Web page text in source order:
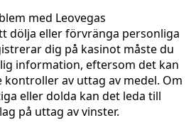
med Leovegas
dölja eller förvränga personliga
dig på kasinot måste du
information, eftersom det kan
av uttag av medel. Om
eller dolda kan det leda till
på uttag av vinster.